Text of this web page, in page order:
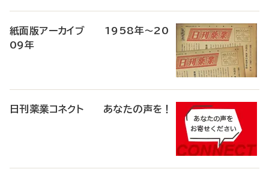
紙面版アーカイブ 1958年～20
09年
日刊薬業コネクト あなたの声を！